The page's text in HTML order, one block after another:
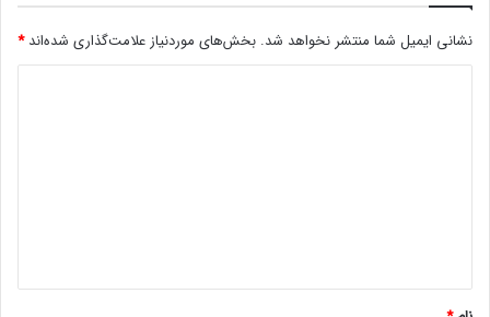
ز
ش
نشانی ایمیل شما منتشر نخواهد شد. بخش‌های موردنیاز علامت‌گذاری شده‌اند*